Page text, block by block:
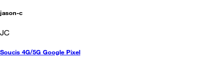
jason-c
JC
Soucis 4G/5G Google Pixel